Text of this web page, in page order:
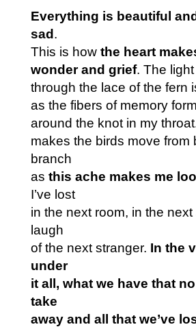
Everything is beautiful
sad .
This is how the heart
wonder and grief. The
through the lace of the fern
as the fibers of memory
around the knot in my
makes the birds move from
branch
as this ache makes me
I’ve lost
in the next room, in the
laugh
of the next stranger. In the
under
it all, what we have that
take
away and all that we’ve